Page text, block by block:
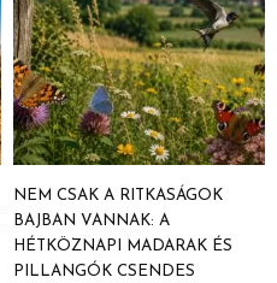
NEM CSAK A RITKASÁGOK
BAJBAN VANNAK: A
HÉTKÖZNAPI MADARAK ÉS
PILLANGÓK CSENDES